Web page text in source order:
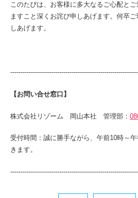
このたびは、お客様に多大なるご心配と
ますこと深くお詫び申しあげます。何卒
しあげます。
【お問い合せ窓口】
株式会社リゾーム 岡山本社 管理部：
受付時間：誠に勝手ながら、午前10時～
きます。